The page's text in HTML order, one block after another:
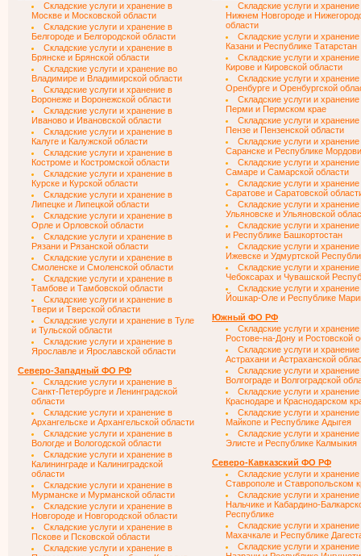
Складские услуги и хранение в
Москве и Московской области
Складские услуги и хранение в
Белгороде и Белгородской области
Складские услуги и хранение в
Брянске и Брянской области
Складские услуги и хранение во
Владимире и Владимирской области
Складские услуги и хранение в
Воронеже и Воронежской области
Складские услуги и хранение в
Иваново и Ивановской области
Складские услуги и хранение в
Калуге и Калужской области
Складские услуги и хранение в
Костроме и Костромской области
Складские услуги и хранение в
Курске и Курской области
Складские услуги и хранение в
Липецке и Липецкой области
Складские услуги и хранение в
Орле и Орловской области
Складские услуги и хранение в
Рязани и Рязанской области
Складские услуги и хранение в
Смоленске и Смоленской области
Складские услуги и хранение в
Тамбове и Тамбовской области
Складские услуги и хранение в
Твери и Тверской области
Складские услуги и хранение в Туле
и Тульской области
Складские услуги и хранение в
Ярославле и Ярославской области
Северо-Западный ФО РФ
Складские услуги и хранение в
Санкт-Петербурге и Ленинградской
области
Складские услуги и хранение в
Архангельске и Архангельской области
Складские услуги и хранение в
Вологде и Вологодской области
Складские услуги и хранение в
Калининграде и Калиниградской
области
Складские услуги и хранение в
Мурманске и Мурманской области
Складские услуги и хранение в
Новгороде и Новгородской области
Складские услуги и хранение в
Пскове и Псковской области
Складские услуги и хранение в
Складские услуги и хранение
Нижнем Новгороде и
области
Складские услуги и хранение
Казани и Республике Татарстан
Складские услуги и хранение
Кирове и Кировской области
Складские услуги и хранение
Оренбурге и Оренбургской
Складские услуги и хранение
Перми и Пермском крае
Складские услуги и хранение
Пензе и Пензенской области
Складские услуги и хранение
Саранске и Республике
Складские услуги и хранение
Самаре и Самарской области
Складские услуги и хранение
Саратове и Саратовской
Складские услуги и хранение
Ульяновске и Ульяновской
Складские услуги и
и Республике Башкортостан
Складские услуги и хранение
Ижевске и Удмуртской
Складские услуги и хранение
Чебоксарах и Чувашской
Складские услуги и хранение
Йошкар-Оле и Республике
Южный ФО РФ
Складские услуги и хранение
Ростове-на-Дону и Ростовской
Складские услуги и хранение
Астрахани и Астраханской
Складские услуги и хранение
Волгограде и Волгоградской
Складские услуги и хранение
Краснодаре и Краснодарском
Складские услуги и хранение
Майкопе и Республике Адыгея
Складские услуги и хранение
Элисте и Республике Калмыкия
Северо-Кавказский ФО РФ
Складские услуги и хранение
Ставрополе и Ставропольском
Складские услуги и хранение
Нальчике и Кабардино-
Республике
Складские услуги и хранение
Махачкале и Республике
Складские услуги и хранение